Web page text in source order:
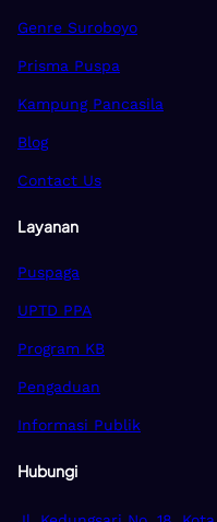
Genre Suroboyo
Prisma Puspa
Kampung Pancasila
Blog
Contact Us
Layanan
Puspaga
UPTD PPA
Program KB
Pengaduan
Informasi Publik
Hubungi